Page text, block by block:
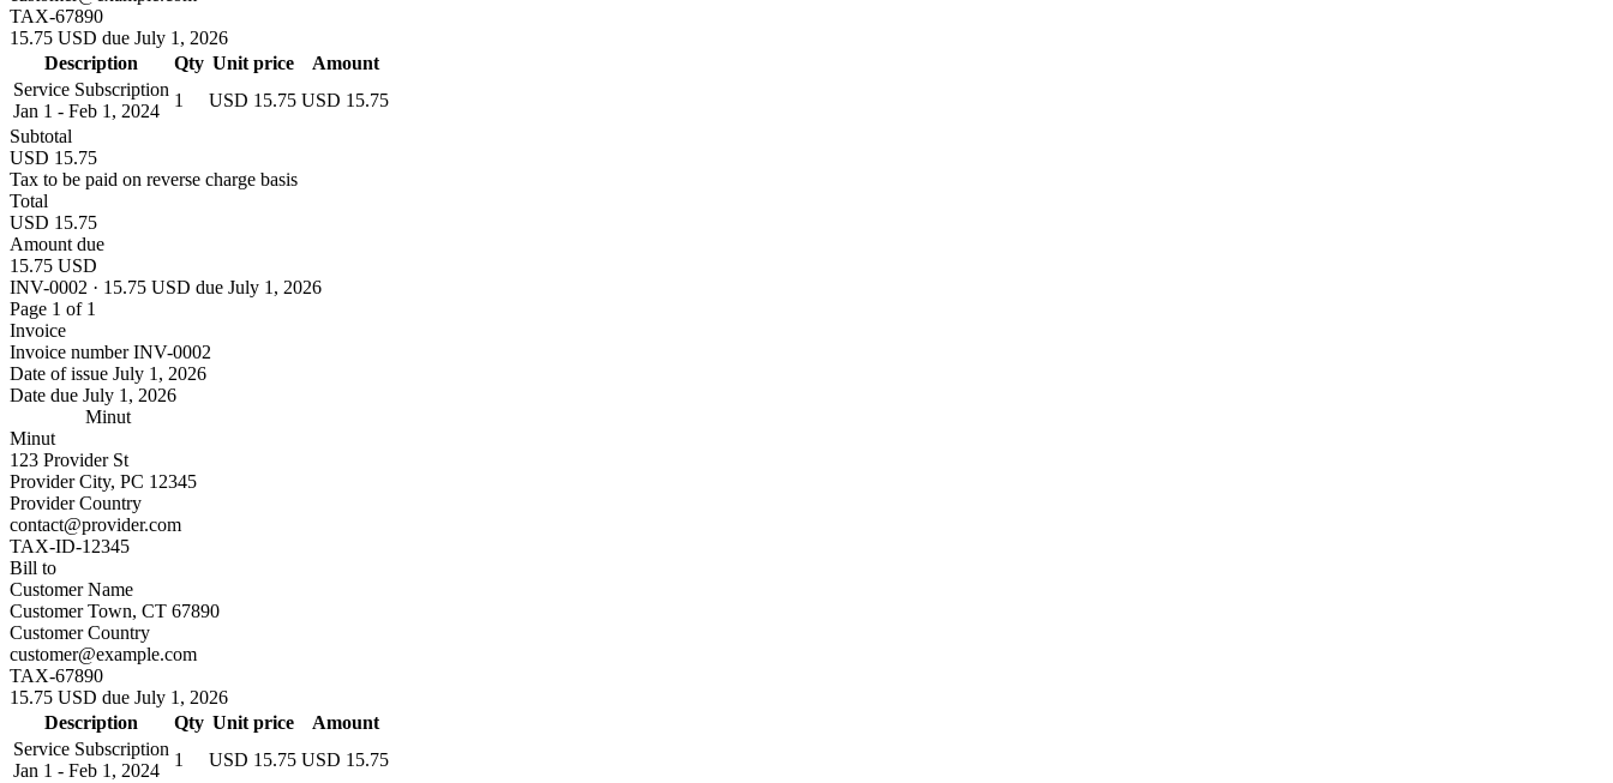
TAX-67890
15.75 USD due July 1, 2026
Description
Qty Unit price
Amount
Service Subscription
Jan 1 - Feb 1, 2024
1 USD 15.75 USD 15.75
Subtotal
USD 15.75
Tax to be paid on reverse charge basis
Total
USD 15.75
Amount due
15.75 USD
INV-0002 · 15.75 USD due July 1, 2026
Page 1 of 1
Invoice
Invoice numberINV-0002
Date of issue July 1, 2026
Date due July 1, 2026
Minut
Minut
123 Provider St
Provider City, PC 12345
Provider Country
contact@provider.com
TAX-ID-12345
Bill to
Customer Name
Customer Town, CT 67890
Customer Country
customer@example.com
TAX-67890
15.75 USD due July 1, 2026
Description
Qty Unit price
Amount
Service Subscription
Jan 1 - Feb 1, 2024
1 USD 15.75 USD 15.75